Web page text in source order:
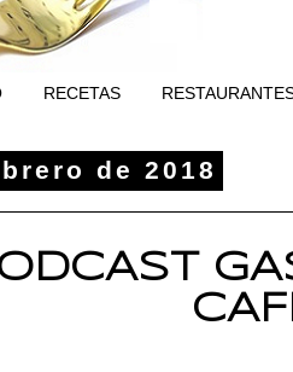
RECETAS
de 2018